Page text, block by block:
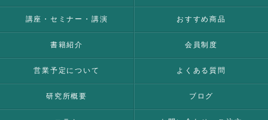
講座・セミナー・講演 おすすめ商品
書籍紹介 会員制度
営業予定について よくある質問
研究所概要 ブログ